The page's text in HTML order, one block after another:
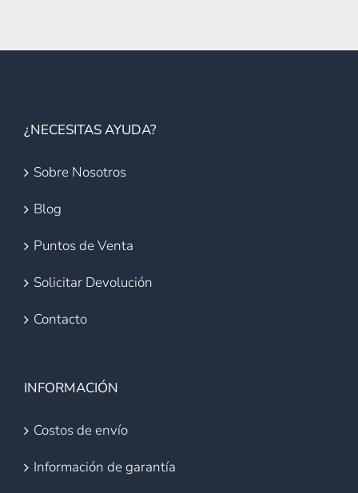
¿NECESITAS AYUDA?
Sobre Nosotros
Blog
Puntos de Venta
Solicitar Devolución
Contacto
INFORMACIÓN
Costos de envío
Información de garantía